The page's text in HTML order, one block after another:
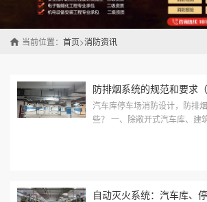
当前位置： 首页>消防资讯
汽车库停车场消防设计，防排
些？ 一、除敞开式汽车库、建筑面积小于1000㎡的地
自动灭火系统：汽车库、